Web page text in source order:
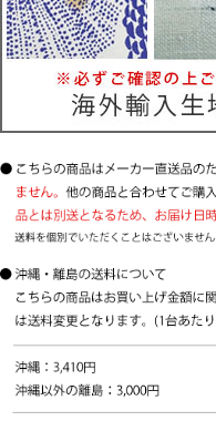
りが特徴で美しく、英
タイルが人気です。
CABBAGES＆
こちらの生地は
な
◆ シェードカ
操作は2種類からお選